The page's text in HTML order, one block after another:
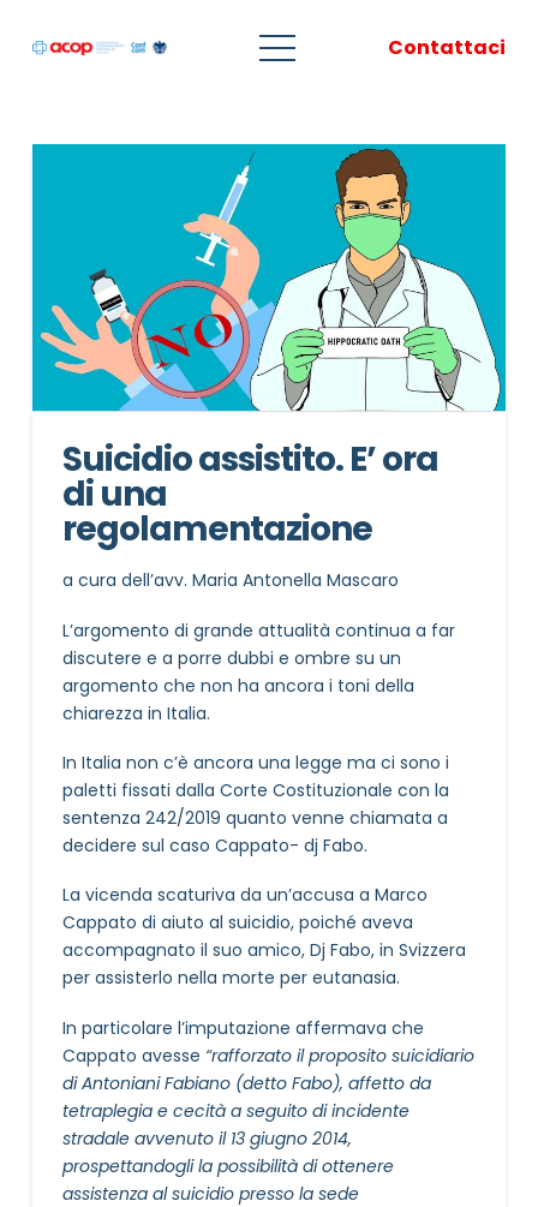
Contattaci
Suicidio assistito. E’ ora
di una
regolamentazione
a cura dell’avv. Maria Antonella Mascaro
L’argomento di grande attualità continua a far
discutere e a porre dubbi e ombre su un
argomento che non ha ancora i toni della
chiarezza in Italia.
In Italia non c’è ancora una legge ma ci sono i
paletti fissati dalla Corte Costituzionale con la
sentenza 242/2019 quanto venne chiamata a
decidere sul caso Cappato- dj Fabo.
La vicenda scaturiva da un’accusa a Marco
Cappato di aiuto al suicidio, poiché aveva
accompagnato il suo amico, Dj Fabo, in Svizzera
per assisterlo nella morte per eutanasia.
In particolare l’imputazione affermava che
Cappato avesse “rafforzato il proposito suicidiario
di Antoniani Fabiano (detto Fabo), affetto da
tetraplegia e cecità a seguito di incidente
stradale avvenuto il 13 giugno 2014,
prospettandogli la possibilità di ottenere
assistenza al suicidio presso la sede